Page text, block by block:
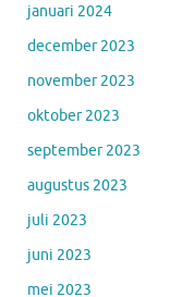
januari 2024
december 2023
november 2023
oktober 2023
september 2023
augustus 2023
juli 2023
juni 2023
mei 2023